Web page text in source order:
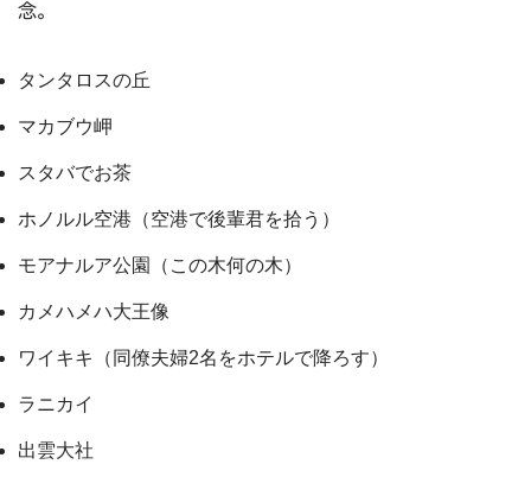
念。
タンタロスの丘
マカブウ岬
スタバでお茶
ホノルル空港（空港で後輩君を拾う）
モアナルア公園（この木何の木）
カメハメハ大王像
ワイキキ（同僚夫婦2名をホテルで降ろす）
ラニカイ
出雲大社